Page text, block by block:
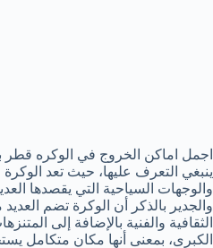
اجمل اماكن الخروج في الوكره قطر
ينبغي التعرف عليها، حيث تعد
والوجهات السياحية التي يقصدها
والجدير بالذكر أن الوكرة تضم
الثقافية والفنية بالإضافة إلى
الكبرى، بمعنى أنها مكان متكامل